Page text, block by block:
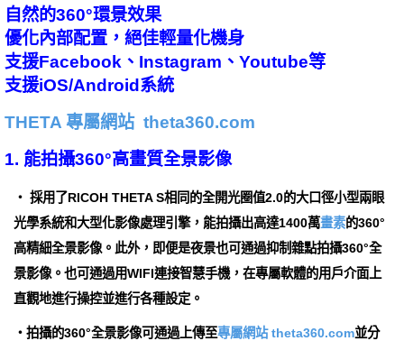
自然的360°環景效果
優化內部配置，絕佳輕量化機身
支援Facebook、Instagram、Youtube等
支援iOS/Android系統
THETA 專屬網站 theta360.com
1. 能拍攝360°高畫質全景影像
・ 採用了RICOH THETA S相同的全開光圈值2.0的大口徑小型兩眼
光學系統和大型化影像處理引擎，能拍攝出高達1400萬畫素的360°
高精細全景影像。此外，即便是夜景也可通過抑制雜點拍攝360°全
景影像。也可通過用WIFI連接智慧手機，在專屬軟體的用戶介面上
直觀地進行操控並進行各種設定。
・拍攝的360°全景影像可通過上傳至專屬網站 theta360.com並分